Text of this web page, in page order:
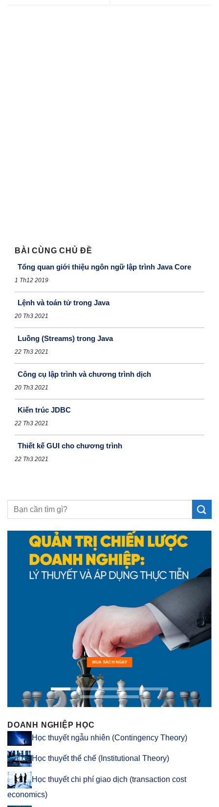
BÀI CÙNG CHỦ ĐỀ
Tổng quan giới thiệu ngôn ngữ lập trình Java Core
1 Th12 2019
Lệnh và toán tử trong Java
20 Th3 2021
Luồng (Streams) trong Java
22 Th3 2021
Công cụ lập trình và chương trình dịch
20 Th3 2021
Kiến trúc JDBC
22 Th3 2021
Thiết kế GUI cho chương trình
22 Th3 2021
MUA SÁCH NGAY
DOANH NGHIỆP HỌC
Học thuyết ngẫu nhiên (Contingency Theory)
Học thuyết thể chế (Institutional Theory)
Học thuyết chi phí giao dịch (transaction cost
economics)